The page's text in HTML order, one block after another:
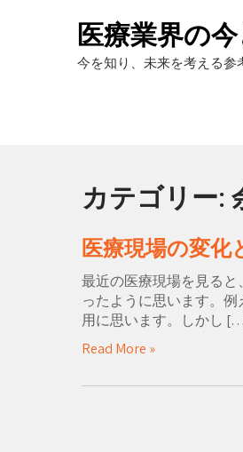
医療業界の
今を知り、未来を考える参
カテゴリー:
医療現場の変化
最近の医療現場を見る
ったように思います。
用に思います。しかし
Read More »